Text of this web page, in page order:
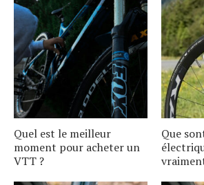
Quel est le meilleur
moment pour acheter un
VTT ?
Que